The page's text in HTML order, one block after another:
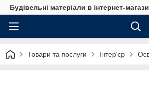
Будівельні матеріали в інтернет-
Товари та послуги Інтер'єр